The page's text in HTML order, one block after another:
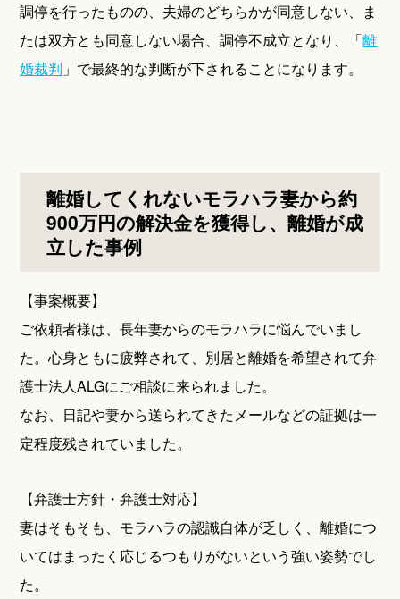
調停を行ったものの、夫婦のどちらかが同意しない、ま
たは双方とも同意しない場合、調停不成立となり、「離
婚裁判 」で最終的な判断が下されることになります。
離婚してくれないモラハラ妻から約
900万円の解決金を獲得し、離婚が成
立した事例
【事案概要】
ご依頼者様は、長年妻からのモラハラに悩んでいまし
た。心身ともに疲弊されて、別居と離婚を希望されて弁
護士法人ALGにご相談に来られました。
なお、日記や妻から送られてきたメールなどの証拠は一
定程度残されていました。
【弁護士方針・弁護士対応】
妻はそもそも、モラハラの認識自体が乏しく、離婚につ
いてはまったく応じるつもりがないという強い姿勢でし
た。